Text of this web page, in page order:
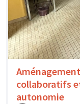
collaboratifs
autonomie